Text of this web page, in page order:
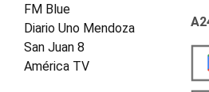
FM Blue
Diario Uno Mendoza
San Juan 8
América TV